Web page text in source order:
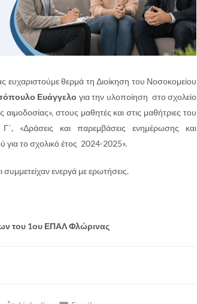
θερμά τη Διοίκηση του Νοσοκομείου
Ευάγγελο για την υλοποίηση στο σχολείο
στους μαθητές και στις μαθήτριες του
«Δράσεις και παρεμβάσεις ενημέρωσης και
για το σχολικό έτος 2024-2025».
ενεργά με ερωτήσεις.
του 1ου ΕΠΑΛ Φλώρινας